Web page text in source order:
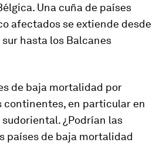
Una cuña de países
afectados se extiende desde
hasta los Balcanes
de baja mortalidad por
continentes, en particular en
¿Podrían las
países de baja mortalidad